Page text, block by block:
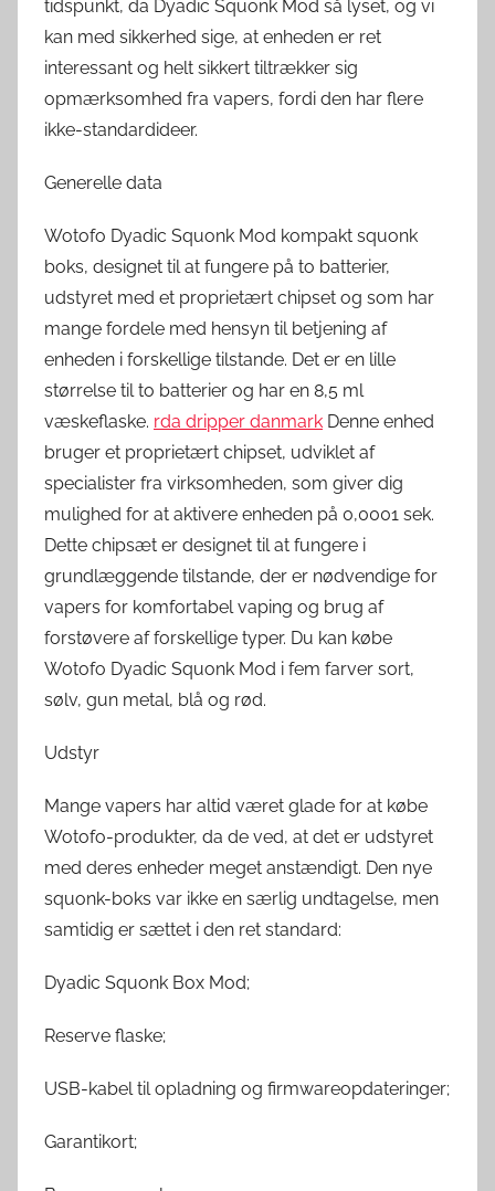
tidspunkt, da Dyadic Squonk Mod så lyset, og vi
kan med sikkerhed sige, at enheden er ret
interessant og helt sikkert tiltrækker sig
opmærksomhed fra vapers, fordi den har flere
ikke-standardideer.
Generelle data
Wotofo Dyadic Squonk Mod kompakt squonk
boks, designet til at fungere på to batterier,
udstyret med et proprietært chipset og som har
mange fordele med hensyn til betjening af
enheden i forskellige tilstande. Det er en lille
størrelse til to batterier og har en 8,5 ml
væskeflaske. rda dripper danmark Denne enhed
bruger et proprietært chipset, udviklet af
specialister fra virksomheden, som giver dig
mulighed for at aktivere enheden på 0,0001 sek.
Dette chipsæt er designet til at fungere i
grundlæggende tilstande, der er nødvendige for
vapers for komfortabel vaping og brug af
forstøvere af forskellige typer. Du kan købe
Wotofo Dyadic Squonk Mod i fem farver sort,
sølv, gun metal, blå og rød.
Udstyr
Mange vapers har altid været glade for at købe
Wotofo-produkter, da de ved, at det er udstyret
med deres enheder meget anstændigt. Den nye
squonk-boks var ikke en særlig undtagelse, men
samtidig er sættet i den ret standard:
Dyadic Squonk Box Mod;
Reserve flaske;
USB-kabel til opladning og firmwareopdateringer;
Garantikort;